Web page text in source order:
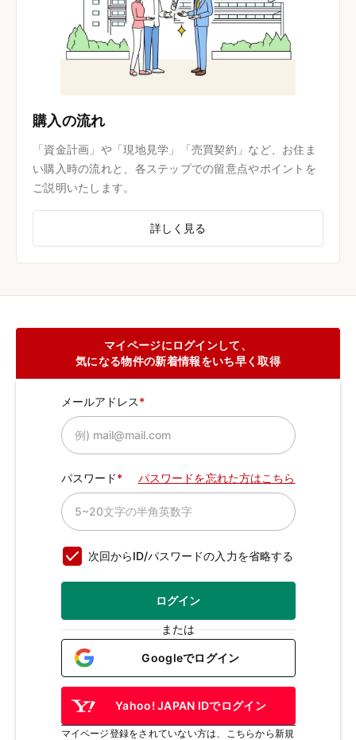
購入の流れ
「資金計画」や「現地見学」「売買契約」など、お住ま
い購入時の流れと、各ステップでの留意点やポイントを
ご説明いたします。
詳しく見る
マイページにログインして、
気になる物件の新着情報をいち早く取得
メールアドレス
パスワード パスワードを忘れた方はこちら
次回からID/パスワードの入力を省略する
ログイン
または
Googleでログイン
Yahoo! JAPAN IDでログイン
マイページ登録をされていない方は、こちらから新規